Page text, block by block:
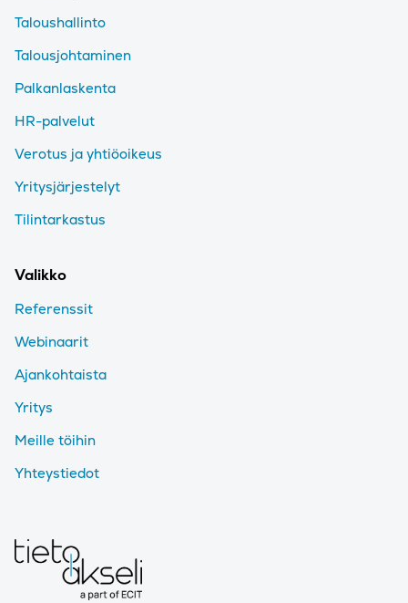
Taloushallinto
Talousjohtaminen
Palkanlaskenta
HR-palvelut
Verotus ja yhtiöoikeus
Yritysjärjestelyt
Tilintarkastus
Valikko
Referenssit
Webinaarit
Ajankohtaista
Yritys
Meille töihin
Yhteystiedot